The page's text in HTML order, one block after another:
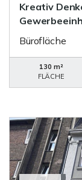
Kreativ
Bürofläche
130 m²
FLÄCHE